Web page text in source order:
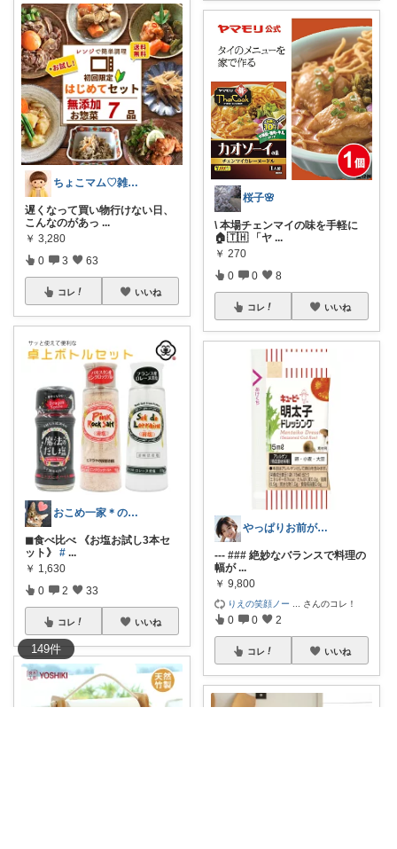
149件
ちょこマム♡雑貨好き
遅くなって買い物行けない日、
こんなのがあっ ...
￥ 3,280
0 3 63
コレ いいね
おこめ一家＊のんびり復帰🏖️
◼︎食べ比べ 《お塩お試し3本セ
ット》 # ...
￥ 1,630
0 2 33
コレ いいね
桜子🌸
\ 本場チェンマイの味を手軽に
🏠🇹🇭 「ヤ ...
￥ 270
0 0 8
コレ いいね
やっぱりお前が一番って言われたいの
--- ### 絶妙なバランスで料理の
幅が ...
￥ 9,800
りえの笑顔ノー さんのコレ！
0 0 2
コレ いいね